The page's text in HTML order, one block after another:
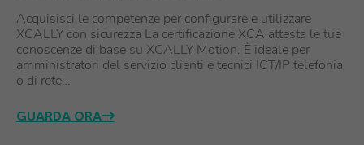
Acquisisci le competenze per configurare e utilizzare
XCALLY con sicurezza La certificazione XCA attesta le tue
conoscenze di base su XCALLY Motion. È ideale per
amministratori del servizio clienti e tecnici ICT/IP telefonia
o di rete…
GUARDA ORA